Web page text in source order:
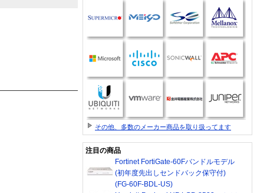
その他、多数のメーカー商品を取り扱ってます
注目の商品
Fortinet FortiGate-60Fバンドルモデル
(初年度先出しセンドバック保守付)
(FG-60F-BDL-US)